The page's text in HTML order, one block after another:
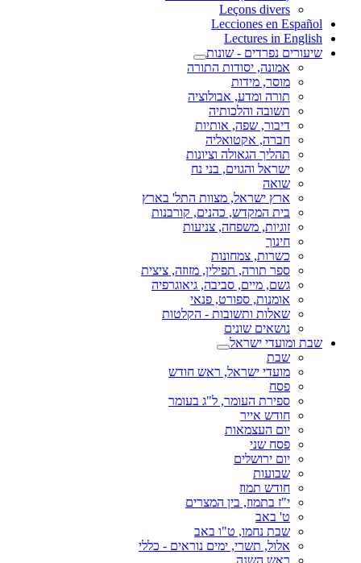
Leçons divers
Lecciones en Español
Lectures in English
שיעורים נפרדים - שונות
אמונה, יסודות התורה
מוסר, מידות
תורה ומדע, אבולוציה
תשובה והלכותיה
דיבור, שפה, אותיות
חברה, אקטואליה
תהליך הגאולה וציונות
ישראל והגוים, בני נח
שואה
ארץ ישראל, מצוות התל' בארץ
בית המקדש, כהנים, קורבנות
זוגיות, משפחה, צניעות
חינוך
כשרות, צמחונות
ספר תורה, תפילין, מזוזה, ציצית
גשם, מיים, סביבה, גיאוגרפיה
אומנות, ספורט, פנאי
שאלות ותשובות - הקלטות
נושאים שונים
שבת ומועדי ישראל
שבת
מועדי ישראל, ראש חודש
פסח
ספירת העומר, ל"ג בעומר
חודש אייר
יום העצמאות
פסח שני
יום ירושלים
שבועות
חודש תמוז
י"ז בתמוז, בין המצרים
ט' באב
שבת נחמו, ט"ו באב
אלול, תשרי, ימים נוראים - כללי